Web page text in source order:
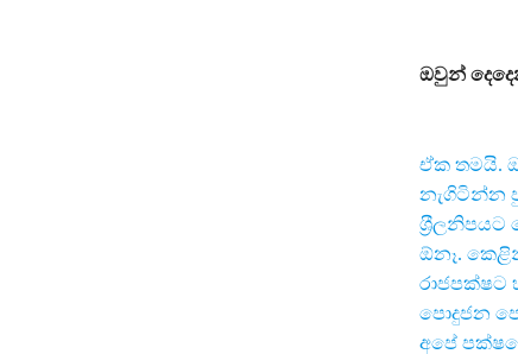
ඔවුන්
ඒක තමයි.
නැගිටින්න
ශ‍්‍රීලනිපයට
ඕනෑ.
රාජපක්ෂට
පොදුජන
අපේ